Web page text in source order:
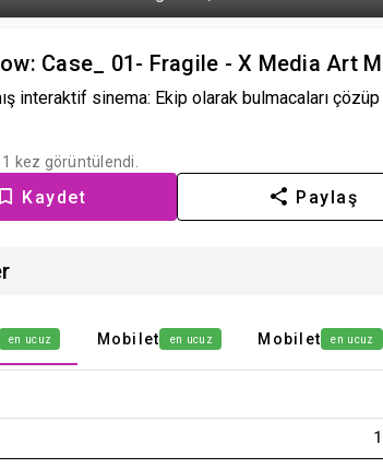
Case_ 01- Fragile - X Media Art
interaktif sinema: Ekip olarak bulmacaları
kez görüntülendi.
Kaydet Paylaş
en ucuz Mobilet en ucuz Mobilet en ucuz